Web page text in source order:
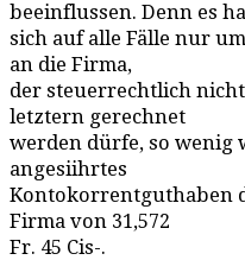
beeinflussen. Denn es
sich auf alle Fälle nur
an die Firma,
der steuerrechtlich
letztern gerechnet
werden dürfe, so wenig
angesiihrtes
Kontokorrentguthaben
Firma von 31,572
Fr. 45 Cis-.